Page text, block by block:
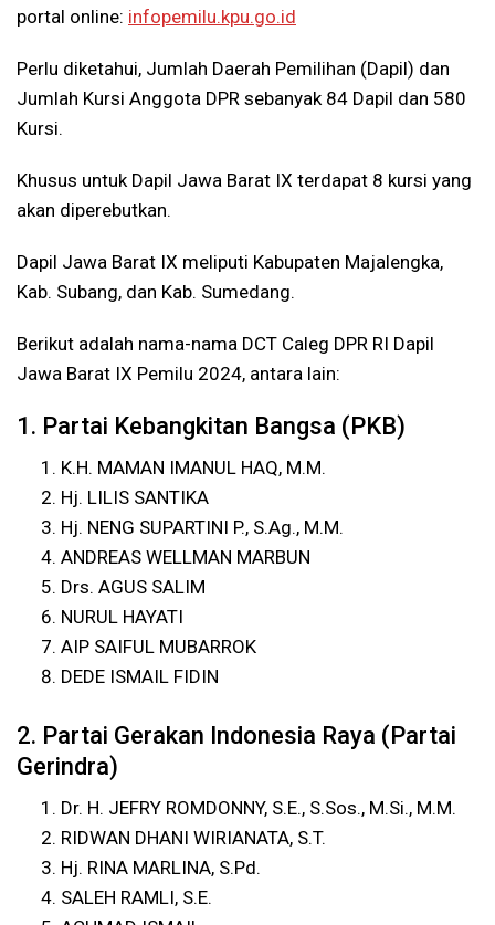
portal online: infopemilu.kpu.go.id
Perlu diketahui, Jumlah Daerah Pemilihan (Dapil) dan
Jumlah Kursi Anggota DPR sebanyak 84 Dapil dan 580
Kursi.
Khusus untuk Dapil Jawa Barat IX terdapat 8 kursi yang
akan diperebutkan.
Dapil Jawa Barat IX meliputi Kabupaten Majalengka,
Kab. Subang, dan Kab. Sumedang.
Berikut adalah nama-nama DCT Caleg DPR RI Dapil
Jawa Barat IX Pemilu 2024, antara lain:
1. Partai Kebangkitan Bangsa (PKB)
K.H. MAMAN IMANUL HAQ, M.M.
Hj. LILIS SANTIKA
Hj. NENG SUPARTINI P., S.Ag., M.M.
ANDREAS WELLMAN MARBUN
Drs. AGUS SALIM
NURUL HAYATI
AIP SAIFUL MUBARROK
DEDE ISMAIL FIDIN
2. Partai Gerakan Indonesia Raya (Partai
Gerindra)
Dr. H. JEFRY ROMDONNY, S.E., S.Sos., M.Si., M.M.
RIDWAN DHANI WIRIANATA, S.T.
Hj. RINA MARLINA, S.Pd.
SALEH RAMLI, S.E.